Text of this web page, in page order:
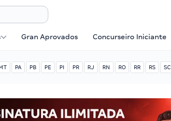
Gran Aprovados Concurseiro Iniciante
PA PB PE PI PR RJ RN RO RR RS SC